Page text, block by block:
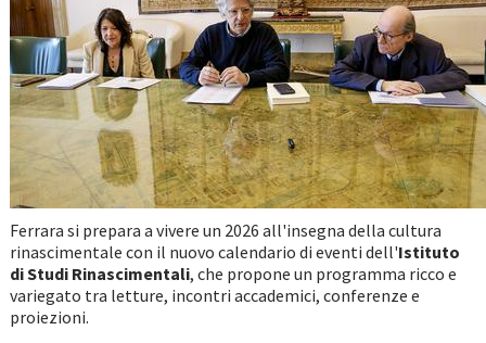
Ferrara si prepara a vivere un 2026 all'insegna della cultura
rinascimentale con il nuovo calendario di eventi dell'Istituto
di Studi Rinascimentali, che propone un programma ricco e
variegato tra letture, incontri accademici, conferenze e
proiezioni.